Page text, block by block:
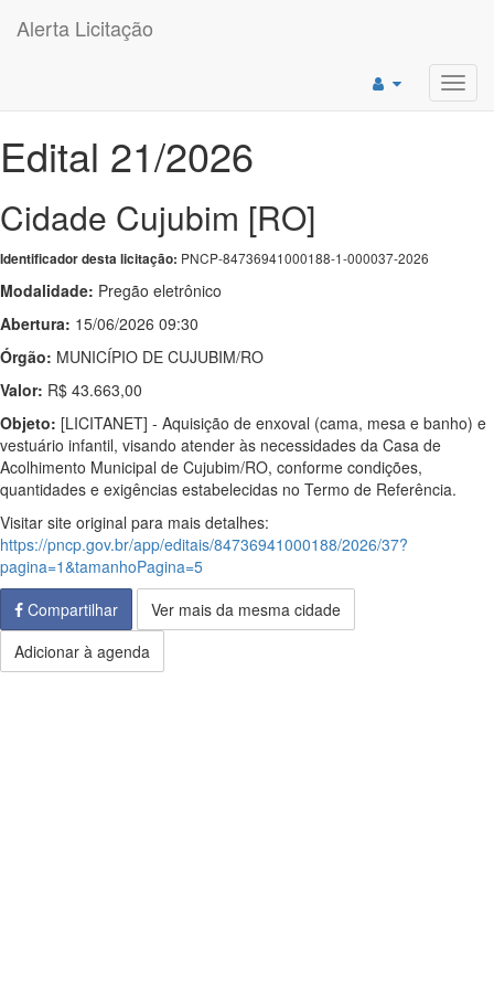
Alerta Licitação
Edital 21/2026
Cidade Cujubim [RO]
Identificador desta licitação: PNCP-84736941000188-1-000037-2026
Modalidade: Pregão eletrônico
Abertura: 15/06/2026 09:30
Órgão: MUNICÍPIO DE CUJUBIM/RO
Valor: R$ 43.663,00
Objeto: [LICITANET] - Aquisição de enxoval (cama, mesa e banho) e
vestuário infantil, visando atender às necessidades da Casa de
Acolhimento Municipal de Cujubim/RO, conforme condições,
quantidades e exigências estabelecidas no Termo de Referência.
Visitar site original para mais detalhes:
https://pncp.gov.br/app/editais/84736941000188/2026/37?
pagina=1&tamanhoPagina=5
Compartilhar
Ver mais da mesma cidade
Adicionar à agenda